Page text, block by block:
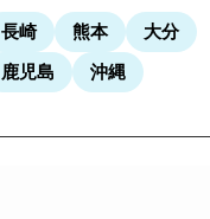
長崎 熊本
大分
鹿児島 沖縄